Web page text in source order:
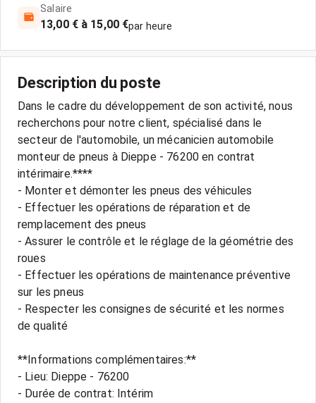
Salaire
13,00 € à 15,00 €par heure
Description du poste
Dans le cadre du développement de son activité, nous
recherchons pour notre client, spécialisé dans le
secteur de l'automobile, un mécanicien automobile
monteur de pneus à Dieppe - 76200 en contrat
intérimaire.****
- Monter et démonter les pneus des véhicules
- Effectuer les opérations de réparation et de
remplacement des pneus
- Assurer le contrôle et le réglage de la géométrie des
roues
- Effectuer les opérations de maintenance préventive
sur les pneus
- Respecter les consignes de sécurité et les normes
de qualité
**Informations complémentaires:**
- Lieu: Dieppe - 76200
- Durée de contrat: Intérim